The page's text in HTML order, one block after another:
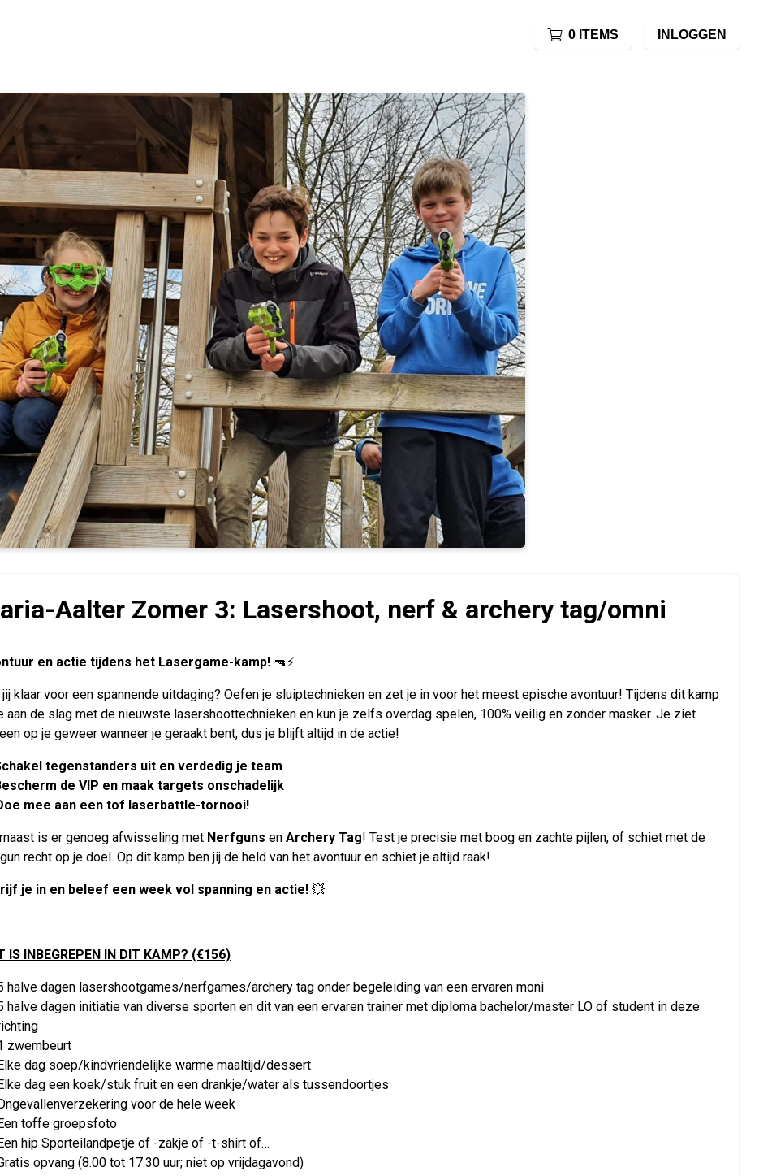
0 ITEMS INLOGGEN
Aalter Zomer 3: Lasershoot, nerf & archery tag/omni
en actie tijdens het Lasergame-kamp! 🔫⚡
jij klaar voor een spannende uitdaging? Oefen je sluiptechnieken en zet je in voor het meest epische avontuur! Tijdens dit kamp
aan de slag met de nieuwste lasershoottechnieken en kun je zelfs overdag spelen, 100% veilig en zonder masker. Je ziet
op je geweer wanneer je geraakt bent, dus je blijft altijd in de actie!
tegenstanders uit en verdedig je team
de VIP en maak targets onschadelijk
mee aan een tof laserbattle-tornooi!
is er genoeg afwisseling met Nerfguns en Archery Tag! Test je precisie met boog en zachte pijlen, of schiet met de
recht op je doel. Op dit kamp ben jij de held van het avontuur en schiet je altijd raak!
je in en beleef een week vol spanning en actie! 💥
IS INBEGREPEN IN DIT KAMP? (€156)
halve dagen lasershootgames/nerfgames/archery tag onder begeleiding van een ervaren moni
halve dagen initiatie van diverse sporten en dit van een ervaren trainer met diploma bachelor/master LO of student in deze
zwembeurt
dag soep/kindvriendelijke warme maaltijd/dessert
dag een koek/stuk fruit en een drankje/water als tussendoortjes
voor de hele week
toffe groepsfoto
hip Sporteilandpetje of -zakje of -t-shirt of…
opvang (8.00 tot 17.30 uur; niet op vrijdagavond)